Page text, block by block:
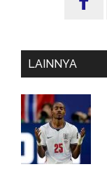
Utama
LAINNYA